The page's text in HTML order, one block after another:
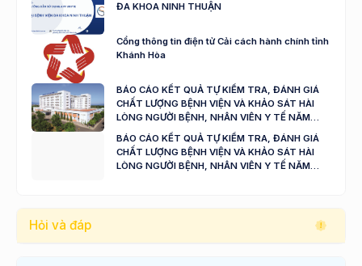
ĐA KHOA NINH THUẬN
Cổng thông tin điện tử Cải cách hành chính tỉnh
Khánh Hòa
BÁO CÁO KẾT QUẢ TỰ KIỂM TRA, ĐÁNH GIÁ
CHẤT LƯỢNG BỆNH VIỆN VÀ KHẢO SÁT HÀI
LÒNG NGƯỜI BỆNH, NHÂN VIÊN Y TẾ NĂM
2024 - 2025
BÁO CÁO KẾT QUẢ TỰ KIỂM TRA, ĐÁNH GIÁ
CHẤT LƯỢNG BỆNH VIỆN VÀ KHẢO SÁT HÀI
LÒNG NGƯỜI BỆNH, NHÂN VIÊN Y TẾ NĂM
Hỏi và đáp